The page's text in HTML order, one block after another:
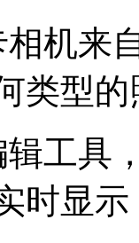
机来
类型的
工具
时显